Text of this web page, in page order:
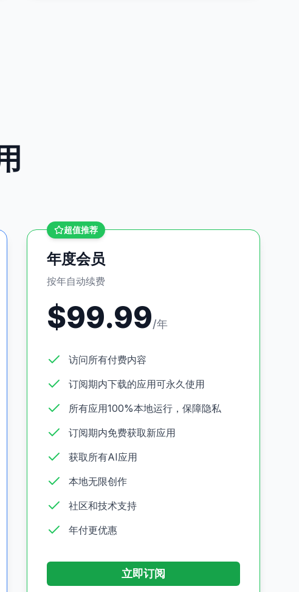
超值推荐
年度会员
按年自动续费
$99.99/年
访问所有付费内容
订阅期内下载的应用可永久使用
所有应用100%本地运行，保障隐私
订阅期内免费获取新应用
获取所有AI应用
本地无限创作
社区和技术支持
年付更优惠
立即订阅